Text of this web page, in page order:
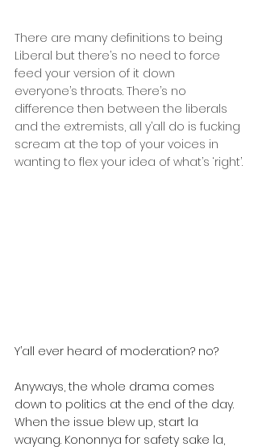
There are many definitions to being
Liberal but there’s no need to force
feed your version of it down
everyone’s throats. There’s no
difference then between the liberals
and the extremists, all y’all do is fucking
scream at the top of your voices in
wanting to flex your idea of what’s ‘right’.
Y’all ever heard of moderation? no?
Anyways, the whole drama comes
down to politics at the end of the day.
When the issue blew up, start la
wayang. Kononnya for safety sake la,